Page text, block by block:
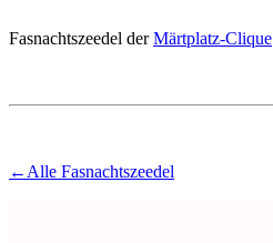
Fasnachtszeedel derMärtplatz-Clique
←Alle Fasnachtszeedel